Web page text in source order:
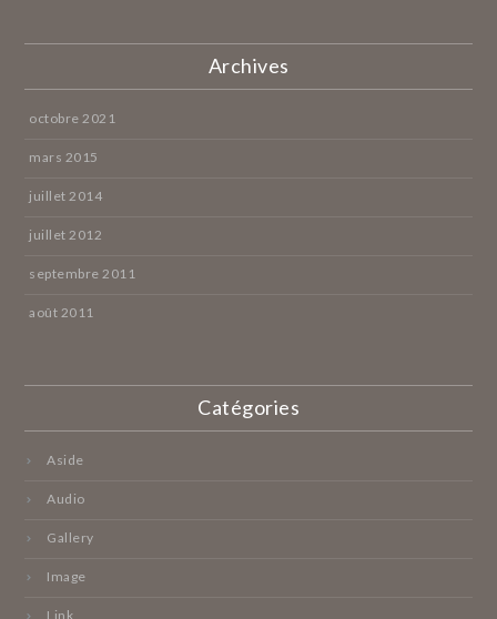
Archives
octobre 2021
mars 2015
juillet 2014
juillet 2012
septembre 2011
août 2011
Catégories
Aside
Audio
Gallery
Image
Link